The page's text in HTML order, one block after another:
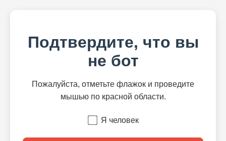
Подтвердите, что вы
не бот
Пожалуйста, отметьте флажок и проведите
мышью по красной области.
Я человек